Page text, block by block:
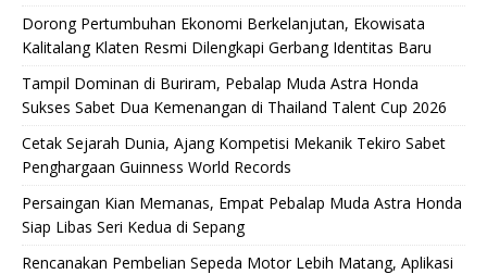
Dorong Pertumbuhan Ekonomi Berkelanjutan, Ekowisata
Kalitalang Klaten Resmi Dilengkapi Gerbang Identitas Baru
Tampil Dominan di Buriram, Pebalap Muda Astra Honda
Sukses Sabet Dua Kemenangan di Thailand Talent Cup 2026
Cetak Sejarah Dunia, Ajang Kompetisi Mekanik Tekiro Sabet
Penghargaan Guinness World Records
Persaingan Kian Memanas, Empat Pebalap Muda Astra Honda
Siap Libas Seri Kedua di Sepang
Rencanakan Pembelian Sepeda Motor Lebih Matang, Aplikasi